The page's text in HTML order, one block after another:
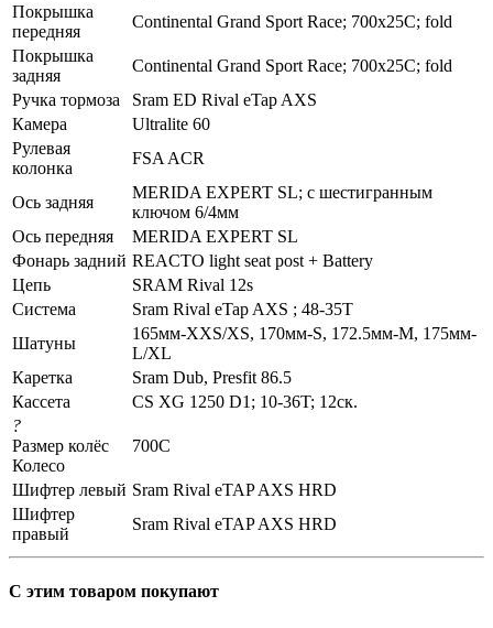
Покрышка
передняя
Continental Grand Sport Race; 700x25C; fold
Покрышка
задняя
Continental Grand Sport Race; 700x25C; fold
Ручка тормоза
Sram ED Rival eTap AXS
Камера
Ultralite 60
Рулевая
колонка
FSA ACR
Ось задняя
MERIDA EXPERT SL; c шестигранным
ключом 6/4мм
Ось передняя
MERIDA EXPERT SL
Фонарь задний REACTO light seat post + Battery
Цепь
SRAM Rival 12s
Система
Sram Rival eTap AXS ; 48-35T
Шатуны
165мм-XXS/XS, 170мм-S, 172.5мм-M, 175мм-
L/XL
Каретка
Sram Dub, Presfit 86.5
Кассета
CS XG 1250 D1; 10-36T; 12ск.
?
Размер колёс
Колесо
700C
Шифтер левый Sram Rival eTAP AXS HRD
Шифтер
правый
Sram Rival eTAP AXS HRD
С этим товаром покупают